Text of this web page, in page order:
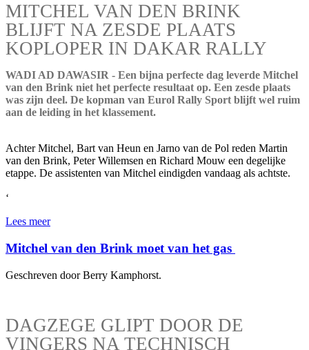
MITCHEL VAN DEN BRINK
BLIJFT NA ZESDE PLAATS
KOPLOPER IN DAKAR RALLY
WADI AD DAWASIR - Een bijna perfecte dag leverde Mitchel
van den Brink niet het perfecte resultaat op. Een zesde plaats
was zijn deel. De kopman van Eurol Rally Sport blijft wel ruim
aan de leiding in het klassement.
Achter Mitchel, Bart van Heun en Jarno van de Pol reden Martin
van den Brink, Peter Willemsen en Richard Mouw een degelijke
etappe. De assistenten van Mitchel eindigden vandaag als achtste.
‘
Lees meer
Mitchel van den Brink moet van het gas
Geschreven door Berry Kamphorst.
DAGZEGE GLIPT DOOR DE
VINGERS NA TECHNISCH